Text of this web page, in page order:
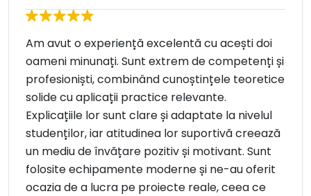
Am avut o experiență excelentă cu acești doi
oameni minunați. Sunt extrem de competenți și
profesioniști, combinând cunoștințele teoretice
solide cu aplicații practice relevante.
Explicațiile lor sunt clare și adaptate la nivelul
studenților, iar atitudinea lor suportivă creează
un mediu de învățare pozitiv și motivant. Sunt
folosite echipamente moderne și ne-au oferit
ocazia de a lucra pe proiecte reale, ceea ce